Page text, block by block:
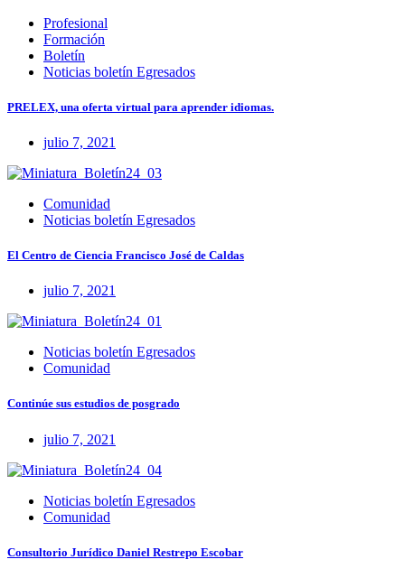
Profesional
Formación
Boletín
Noticias boletín Egresados
PRELEX, una oferta virtual para aprender idiomas.
julio 7, 2021
Comunidad
Noticias boletín Egresados
El Centro de Ciencia Francisco José de Caldas
julio 7, 2021
Noticias boletín Egresados
Comunidad
Continúe sus estudios de posgrado
julio 7, 2021
Noticias boletín Egresados
Comunidad
Consultorio Jurídico Daniel Restrepo Escobar